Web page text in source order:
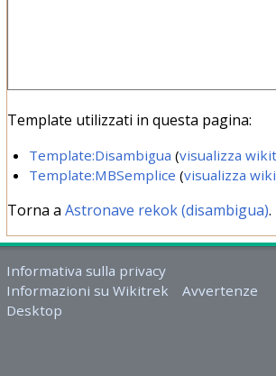
Template utilizzati in questa pagina:
Template:Disambigua (visualizza
Template:MBSemplice (visualizza
Torna a Astronave rekok (disambigua).
Informativa sulla privacy
Informazioni su Wikitrek
Avvertenze
Desktop